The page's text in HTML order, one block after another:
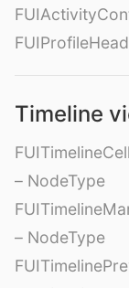
Timeline
FUITimelineCell
– NodeType
– NodeType